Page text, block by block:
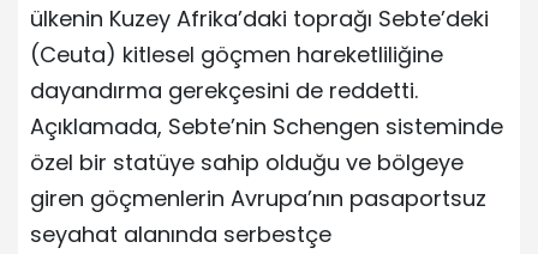
ülkenin Kuzey Afrika’daki toprağı Sebte’deki
(Ceuta) kitlesel göçmen hareketliliğine
dayandırma gerekçesini de reddetti.
Açıklamada, Sebte’nin Schengen sisteminde
özel bir statüye sahip olduğu ve bölgeye
giren göçmenlerin Avrupa’nın pasaportsuz
seyahat alanında serbestçe